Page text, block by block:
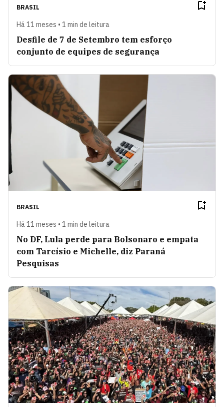
BRASIL
Há 11 meses • 1 min de leitura
Desfile de 7 de Setembro tem esforço
conjunto de equipes de segurança
BRASIL
Há 11 meses • 1 min de leitura
No DF, Lula perde para Bolsonaro e empata
com Tarcísio e Michelle, diz Paraná
Pesquisas